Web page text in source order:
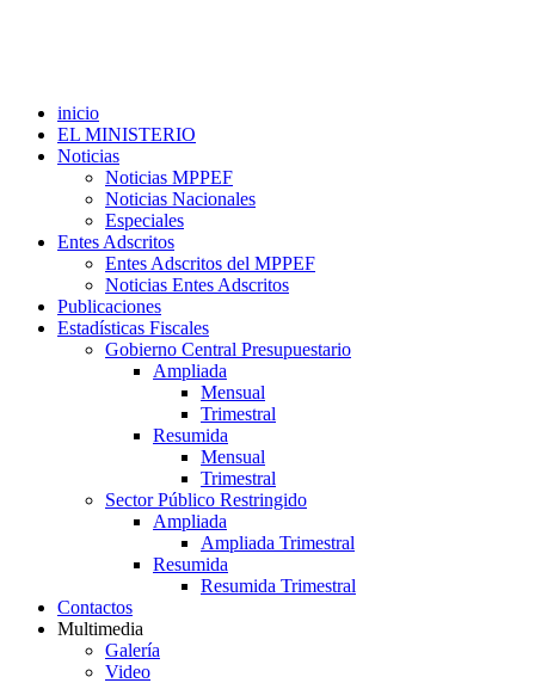
inicio
EL MINISTERIO
Noticias
Noticias MPPEF
Noticias Nacionales
Especiales
Entes Adscritos
Entes Adscritos del MPPEF
Noticias Entes Adscritos
Publicaciones
Estadísticas Fiscales
Gobierno Central Presupuestario
Ampliada
Mensual
Trimestral
Resumida
Mensual
Trimestral
Sector Público Restringido
Ampliada
Ampliada Trimestral
Resumida
Resumida Trimestral
Contactos
Multimedia
Galería
Video